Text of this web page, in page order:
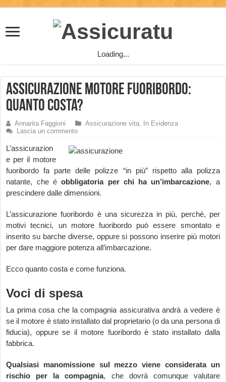
Loading...
Assicurazione motore Fuoribordo:
quanto costa?
Annarita Faggioni Assicurazione vita,
In Evidenza
Lascia un commento
L’assicurazion
e per il motore
fuoribordo fa parte delle polizze “in più” rispetto alla polizza
natante, che èobbligatoria per chi ha un’imbarcazione, a
prescindere dalle dimensioni.
L’assicurazione fuoribordo è una sicurezza in più, perché, per
motivi tecnici, un motore fuoribordo può essere smontato e
inserito su barche diverse, oppure si possono inserire più motori
per dare maggiore potenza all’imbarcazione.
Ecco quanto costa e come funziona.
Voci di spesa
La prima cosa che la compagnia assicurativa andrà a vedere è
se il motore è stato installato dal proprietario (o da una persona di
fiducia), oppure se il motore fuoribordo è stato installato dalla
fabbrica.
Qualsiasi manomissione sul mezzo viene considerata un
rischio per la compagnia, che dovrà comunque valutare